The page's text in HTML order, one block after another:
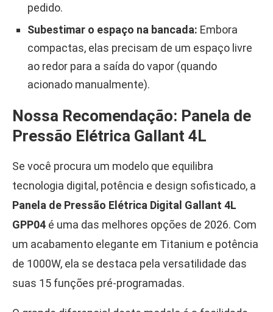
pedido.
Subestimar o espaço na bancada: Embora
compactas, elas precisam de um espaço livre
ao redor para a saída do vapor (quando
acionado manualmente).
Nossa Recomendação: Panela de
Pressão Elétrica Gallant 4L
Se você procura um modelo que equilibra
tecnologia digital, potência e design sofisticado, a
Panela de Pressão Elétrica Digital Gallant 4L
GPP04 é uma das melhores opções de 2026. Com
um acabamento elegante em Titanium e potência
de 1000W, ela se destaca pela versatilidade das
suas 15 funções pré-programadas.